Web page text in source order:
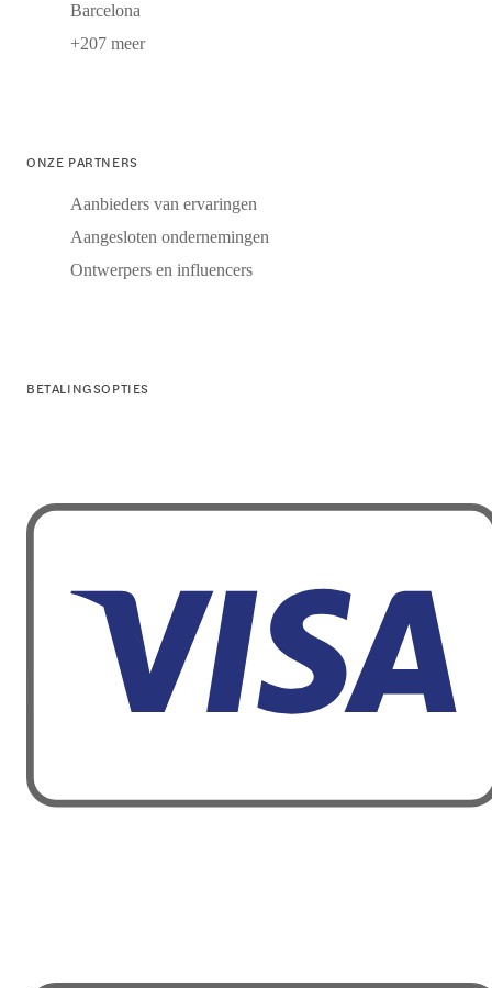
Barcelona
+207 meer
ONZE PARTNERS
Aanbieders van ervaringen
Aangesloten ondernemingen
Ontwerpers en influencers
BETALINGSOPTIES